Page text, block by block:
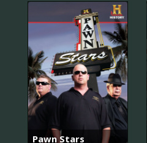
Pawn Stars
나
의
방